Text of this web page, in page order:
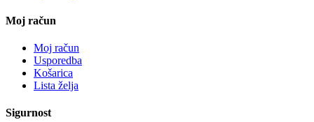
Moj račun
Moj račun
Usporedba
Košarica
Lista želja
Sigurnost